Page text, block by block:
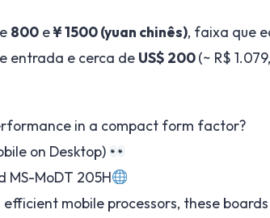
800 e¥ 1500 (yuan chinês), faixa que
entrada e cerca de US$ 200(~ R$
in a compact form factor?
on Desktop)
MS-MoDT 205H
efficient mobile processors, these